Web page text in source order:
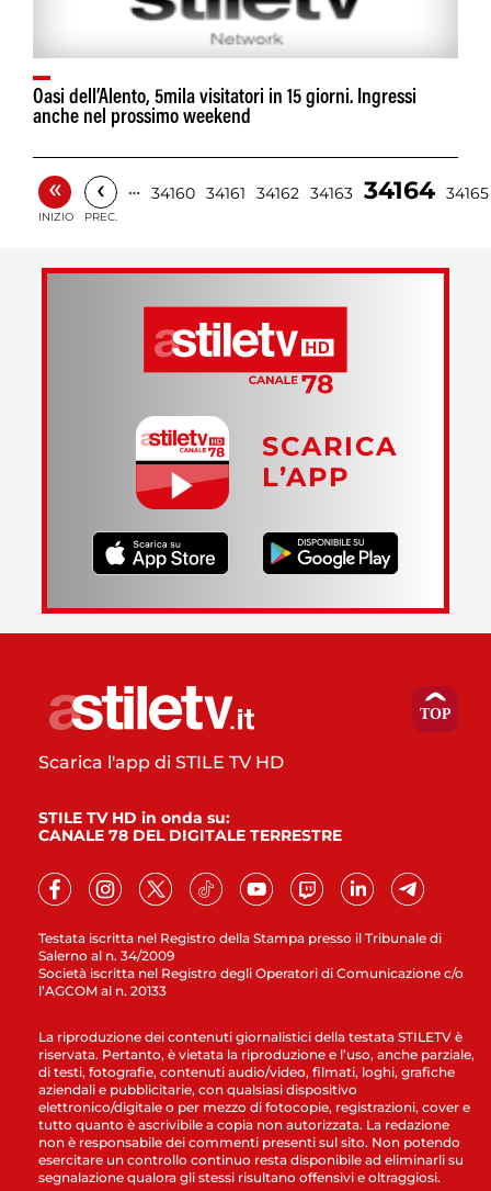
Oasi dell’Alento, 5mila visitatori in 15 giorni. Ingressi
anche nel prossimo weekend
«
INIZIO
‹
PREC.
… 34160 34161 34162 34163 34164 34165
SCARICA
L’APP
Testata iscritta nel Registro della Stampa presso il Tribunale di
Salerno al n. 34/2009
Società iscritta nel Registro degli Operatori di Comunicazione c/o
l’AGCOM al n. 20133
Scarica l'app di STILE TV HD
STILE TV HD in onda su:
CANALE 78 DEL DIGITALE TERRESTRE
La riproduzione dei contenuti giornalistici della testata STILETV è
riservata. Pertanto, è vietata la riproduzione e l’uso, anche parziale,
di testi, fotografie, contenuti audio/video, filmati, loghi, grafiche
aziendali e pubblicitarie, con qualsiasi dispositivo
elettronico/digitale o per mezzo di fotocopie, registrazioni, cover e
tutto quanto è ascrivibile a copia non autorizzata. La redazione
non è responsabile dei commenti presenti sul sito. Non potendo
esercitare un controllo continuo resta disponibile ad eliminarli su
segnalazione qualora gli stessi risultano offensivi e oltraggiosi.